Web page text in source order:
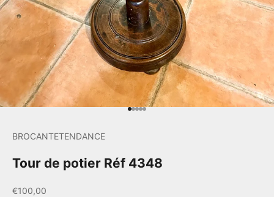
Aller à l'élément 1
Aller à l'élément 2
Aller à l'élément 3
Aller à l'élément 4
Aller à l'élément 5
BROCANTETENDANCE
Tour de potier Réf 4348
Prix de vente
€100,00